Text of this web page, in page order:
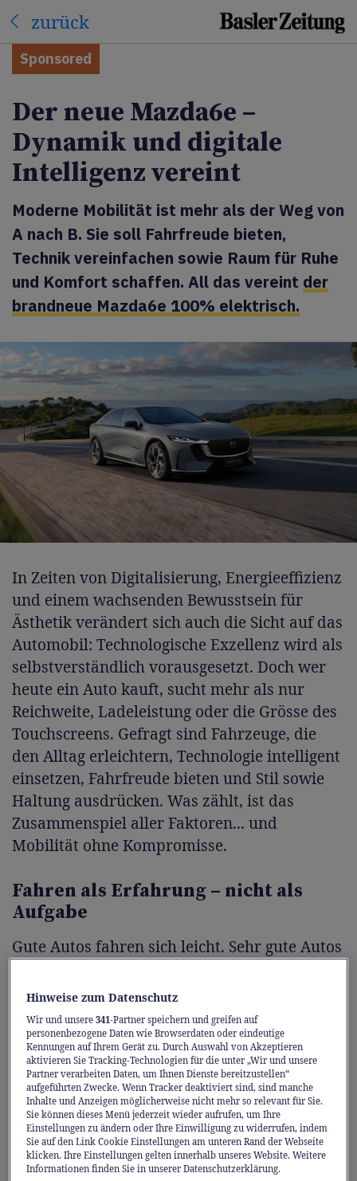
zurück
Sponsored
Der neue Mazda6e –
Dynamik und digitale
Intelligenz vereint
Moderne Mobilität ist mehr als der Weg von
A nach B. Sie soll Fahrfreude bieten,
Technik vereinfachen sowie Raum für Ruhe
und Komfort schaffen. All das vereint der
brandneue Mazda6e 100% elektrisch.
In Zeiten von Digitalisierung, Energieeffizienz
und einem wachsenden Bewusstsein für
Ästhetik verändert sich auch die Sicht auf das
Automobil: Technologische Exzellenz wird als
selbstverständlich vorausgesetzt. Doch wer
heute ein Auto kauft, sucht mehr als nur
Reichweite, Ladeleistung oder die Grösse des
Touchscreens. Gefragt sind Fahrzeuge, die
den Alltag erleichtern, Technologie intelligent
einsetzen, Fahrfreude bieten und Stil sowie
Haltung ausdrücken. Was zählt, ist das
Zusammenspiel aller Faktoren... und
Mobilität ohne Kompromisse.
Fahren als Erfahrung – nicht als
Aufgabe
Gute Autos fahren sich leicht. Sehr gute Autos
brandneue Mazda6eist ganz in der Tradition
sportlicher Fahrzeuge mit einem
Hinterradantrieb ausgestattet, der 320 Nm
Drehmoment direkt auf die Strasse bringt.
Der tiefe Schwerpunkt und die perfekte
Gewichtsverteilung sorgen für Stabilität in
jeder Situation. Für individuelle Vorlieben
stehen die drei Fahrmodi Normal, Sport und
Individual zur Wahl.
Hinweise zum Datenschutz
Wir und unsere341-Partner speichern und greifen auf
personenbezogene Daten wie Browserdaten oder eindeutige
Kennungen auf Ihrem Gerät zu. Durch Auswahl von Akzeptieren
aktivieren Sie Tracking-Technologien für die unter „Wir und unsere
Partner verarbeiten Daten, um Ihnen Dienste bereitzustellen“
aufgeführten Zwecke. Wenn Tracker deaktiviert sind, sind manche
Inhalte und Anzeigen möglicherweise nicht mehr so relevant für Sie.
Sie können dieses Menü jederzeit wieder aufrufen, um Ihre
Einstellungen zu ändern oder Ihre Einwilligung zu widerrufen, indem
Sie auf den Link Cookie Einstellungen am unteren Rand der Webseite
klicken. Ihre Einstellungen gelten innerhalb unseres Website. Weitere
Informationen finden Sie in unserer Datenschutzerklärung.